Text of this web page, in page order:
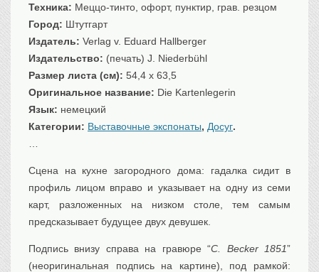
Гражданская мода
Униформа
Фауна
Флора
Охота
Рыбы, рыбалка
Техника, транспорт,
Архитектура
Техника
Транспорт
Флот, кораблестроение
Букинистика
Техника: Меццо-тинто, офорт, пунктир, грав. резцом
Город: Штутгарт
Издатель: Verlag v. Eduard Hallberger
Издательство: (печать) J. Niederbühl
Размер листа (см): 54,4 x 63,5
Оригинальное название: Die Kartenlegerin
Язык: немецкий
Категории: Выставочные экспонаты, Досуг.
Сцена на кухне загородного дома: гадалка сидит в
профиль лицом вправо и указывает на одну из семи
карт, разложенных на низком столе, тем самым
предсказывает будущее двух девушек.
Подпись внизу справа на гравюре “C. Becker 1851”
(неоригинальная подпись на картине), под рамкой: